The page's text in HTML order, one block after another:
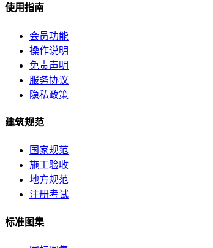
使用指南
会员功能
操作说明
免责声明
服务协议
隐私政策
建筑规范
国家规范
施工验收
地方规范
注册考试
标准图集